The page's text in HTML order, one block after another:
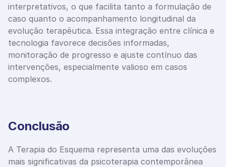
interpretativos, o que facilita tanto a formulação de
caso quanto o acompanhamento longitudinal da
evolução terapêutica. Essa integração entre clínica e
tecnologia favorece decisões informadas,
monitoração de progresso e ajuste contínuo das
intervenções, especialmente valioso em casos
complexos.
Conclusão
A Terapia do Esquema representa uma das evoluções
mais significativas da psicoterapia contemporânea